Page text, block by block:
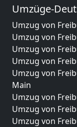
Umzüge-
Umzug von
Umzug von
Umzug von
Umzug von
Umzug von
Main
Umzug von
Umzug von
Umzug von